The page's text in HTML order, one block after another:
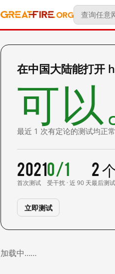
在中国大陆能打开
可以
最近 1 次有定论的测试均正常
2021
首次测试
0/1
受干扰 · 近 90 天
2
最后测试
立即测试
加载中……